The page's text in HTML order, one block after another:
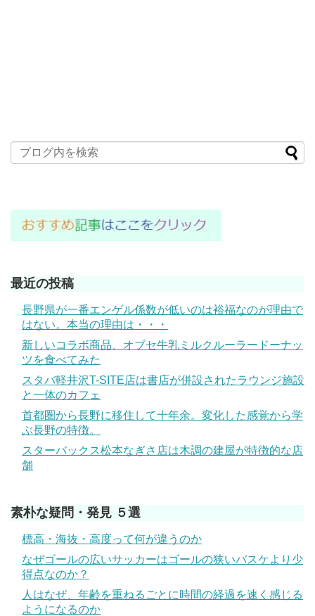
最近の投稿
長野県が一番エンゲル係数が低いのは裕福なのが理由で
はない。本当の理由は・・・
新しいコラボ商品、オブセ牛乳ミルクルーラードーナッ
ツを食べてみた
スタバ軽井沢T-SITE店は書店が併設されたラウンジ施設
と一体のカフェ
首都圏から長野に移住して十年余。変化した感覚から学
ぶ長野の特徴。
スターバックス松本なぎさ店は木調の建屋が特徴的な店
舗
素朴な疑問・発見 ５選
標高・海抜・高度って何が違うのか
なぜゴールの広いサッカーはゴールの狭いバスケより少
得点なのか？
人はなぜ、年齢を重ねるごとに時間の経過を速く感じる
ようになるのか